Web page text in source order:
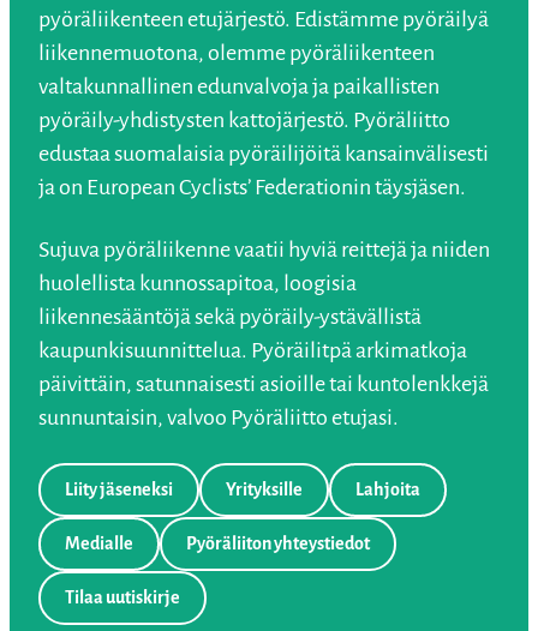
pyöräliikenteen etujärjestö. Edistämme pyöräilyä
liikennemuotona, olemme pyöräliikenteen
valtakunnallinen edunvalvoja ja paikallisten
pyöräily-yhdistysten kattojärjestö. Pyöräliitto
edustaa suomalaisia pyöräilijöitä kansainvälisesti
ja on European Cyclists’ Federationin täysjäsen.
Sujuva pyöräliikenne vaatii hyviä reittejä ja niiden
huolellista kunnossapitoa, loogisia
liikennesääntöjä sekä pyöräily-ystävällistä
kaupunkisuunnittelua. Pyöräilitpä arkimatkoja
päivittäin, satunnaisesti asioille tai kuntolenkkejä
sunnuntaisin, valvoo Pyöräliitto etujasi.
Liity jäseneksi Yrityksille Lahjoita
Medialle Pyöräliiton yhteystiedot
Tilaa uutiskirje